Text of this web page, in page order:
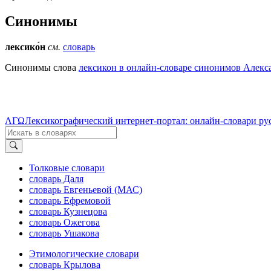
Синонимы
лексико́н см. словарь
Синонимы слова лексикон в онлайн-словаре синонимов
ΛΓΩЛексикографический интернет-портал: онлайн-словари
Толковые словари
словарь Даля
словарь Евгеньевой (МАС)
словарь Ефремовой
словарь Кузнецова
словарь Ожегова
словарь Ушакова
Этимологические словари
словарь Крылова